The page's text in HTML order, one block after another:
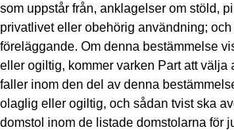
som uppstår från, anklagelser om stöld,
privatlivet eller obehörig användning;
föreläggande. Om denna bestämmelse
eller ogiltig, kommer varken Part att välja
faller inom den del av denna
olaglig eller ogiltig, och sådan tvist ska
domstol inom de listade domstolarna för